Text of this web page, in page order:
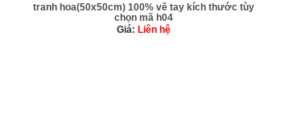
tranh hoa(50x50cm) 100% vẽ tay kích thước tùy
chọn mã h04
Giá: Liên hệ